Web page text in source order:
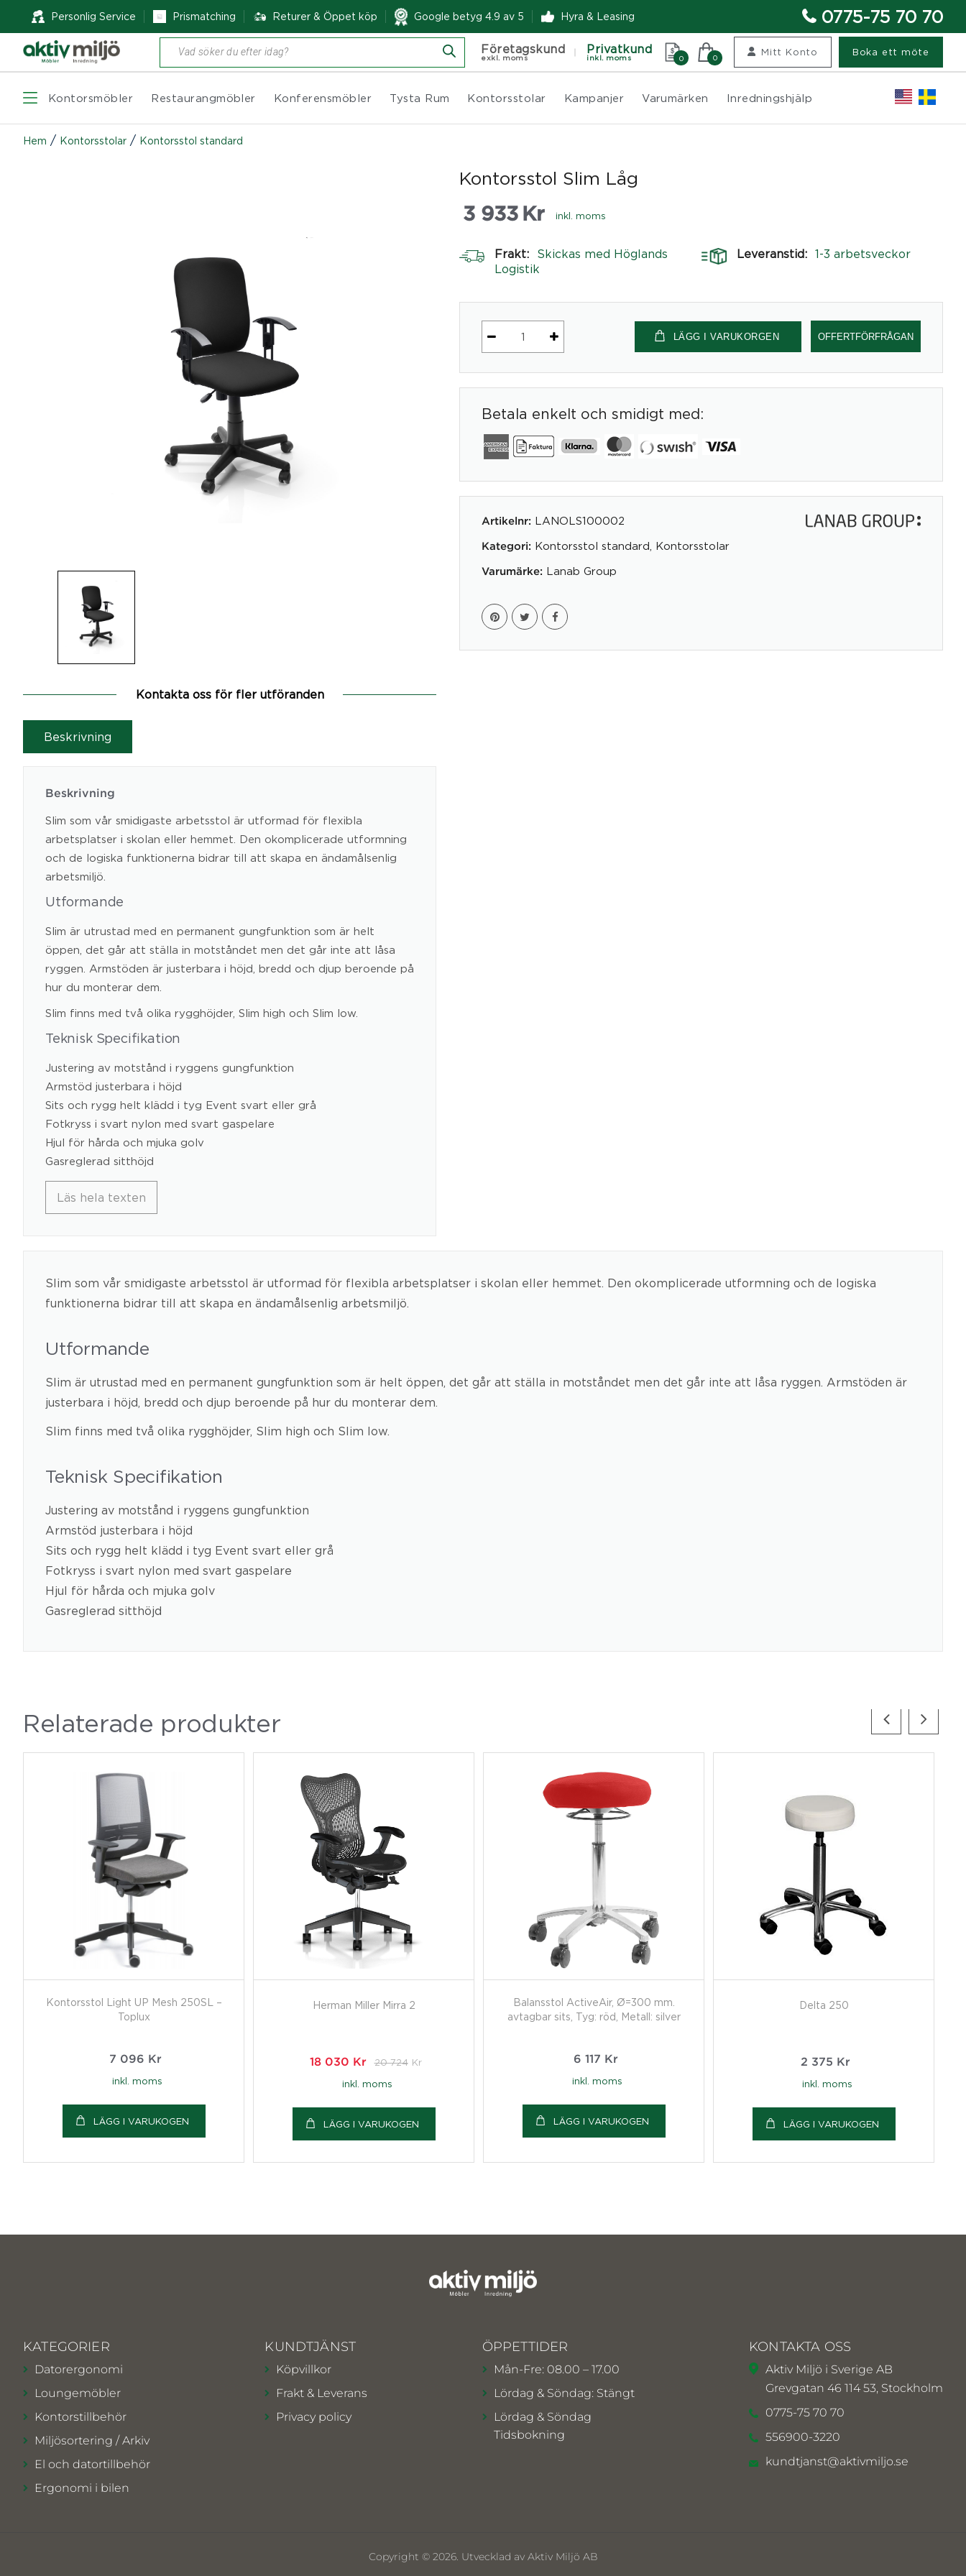
Personlig Service Prismatching Returer & Öppet köp Google betyg 4.9 av 5 Hyra & Leasing 0775-75 70 70
Produktsökning Företagskund
exkl. moms
Privatkund
inkl. moms 0 0
Mitt Konto Boka ett möte
Kontorsmöbler Restaurangmöbler Konferensmöbler Tysta Rum Kontorsstolar Kampanjer Varumärken Inredningshjälp
Hem / Kontorsstolar / Kontorsstol standard
Kontakta oss för fler utföranden
Beskrivning
Beskrivning
Slim som vår smidigaste arbetsstol är utformad för flexibla
arbetsplatser i skolan eller hemmet. Den okomplicerade utformning
och de logiska funktionerna bidrar till att skapa en ändamålsenlig
arbetsmiljö.
Utformande
Slim är utrustad med en permanent gungfunktion som är helt
öppen, det går att ställa in motståndet men det går inte att låsa
ryggen. Armstöden är justerbara i höjd, bredd och djup beroende på
hur du monterar dem.
Slim finns med två olika rygghöjder, Slim high och Slim low.
Teknisk Specifikation
Justering av motstånd i ryggens gungfunktion
Armstöd justerbara i höjd
Sits och rygg helt klädd i tyg Event svart eller grå
Fotkryss i svart nylon med svart gaspelare
Hjul för hårda och mjuka golv
Gasreglerad sitthöjd
Läs hela texten
Kontorsstol Slim Låg
3 933 Kr inkl. moms
Frakt:
Skickas med Höglands
Logistik
Leveranstid: 1-3 arbetsveckor
Kontorsstol
LÄGG I VARUKORGEN OFFERTFÖRFRÅGAN
Betala enkelt och smidigt med:
Artikelnr: LANOLS100002
Kategori: Kontorsstol standard Kontorsstolar
Varumärke: Lanab Group
Slim som vår smidigaste arbetsstol är utformad för flexibla arbetsplatser i skolan eller hemmet. Den okomplicerade utformning och de logiska
funktionerna bidrar till att skapa en ändamålsenlig arbetsmiljö.
Utformande
Slim är utrustad med en permanent gungfunktion som är helt öppen, det går att ställa in motståndet men det går inte att låsa ryggen. Armstöden är
justerbara i höjd, bredd och djup beroende på hur du monterar dem.
Slim finns med två olika rygghöjder, Slim high och Slim low.
Teknisk Specifikation
Justering av motstånd i ryggens gungfunktion
Armstöd justerbara i höjd
Sits och rygg helt klädd i tyg Event svart eller grå
Fotkryss i svart nylon med svart gaspelare
Hjul för hårda och mjuka golv
Gasreglerad sitthöjd
Relaterade produkter
Kontorsstol Light UP Mesh 250SL –
Toplux
7 096 Kr
inkl. moms
LÄGG I VARUKOGEN
Herman Miller Mirra 2
18 030 Kr 20 724 Kr
inkl. moms
LÄGG I VARUKOGEN
Balansstol ActiveAir, Ø=300 mm.
avtagbar sits, Tyg: röd, Metall: silver
6 117 Kr
inkl. moms
LÄGG I VARUKOGEN
Delta 250
2 375 Kr
inkl. moms
LÄGG I VARUKOGEN
KATEGORIER
Datorergonomi
Loungemöbler
Kontorstillbehör
Miljösortering / Arkiv
El och datortillbehör
Ergonomi i bilen
KUNDTJÄNST
Köpvillkor
Frakt & Leverans
Privacy policy
ÖPPETTIDER
Mån-Fre: 08.00 – 17.00
Lördag & Söndag: Stängt
Lördag & Söndag
Tidsbokning
KONTAKTA OSS
Aktiv Miljö i Sverige AB
Grevgatan 46 114 53, Stockholm
0775-75 70 70
556900-3220
kundtjanst@aktivmiljo.se
Copyright © 2026. Utvecklad av Aktiv Miljö AB